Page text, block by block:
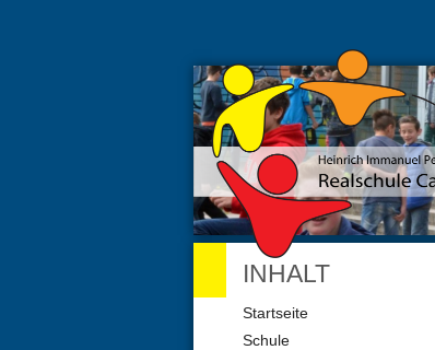
INHALT
Navigation
Startseite
Schule